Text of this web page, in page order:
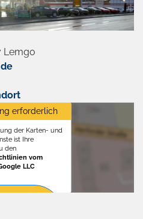
Lemgo
erforderlich
der Karten- und
ist Ihre
den
vom
LLC